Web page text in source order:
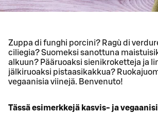
Zuppa di funghi porcini? Ragù di
ciliegia? Suomeksi sanottuna
alkuun? Pääruoaksi sienikroketteja ja
jälkiruoaksi pistaasikakkua?
vegaanisia viinejä. Benvenuto!
Tässä esimerkkejä kasvis- ja